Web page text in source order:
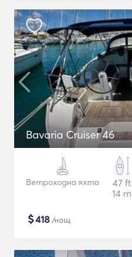
Bavaria Cruiser 46
Ветроходна яхта
47 ft
14 m
$418 /нощ